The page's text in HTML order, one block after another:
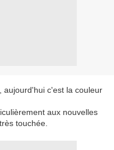
aujourd'hui c'est la couleur
aux nouvelles
touchée.